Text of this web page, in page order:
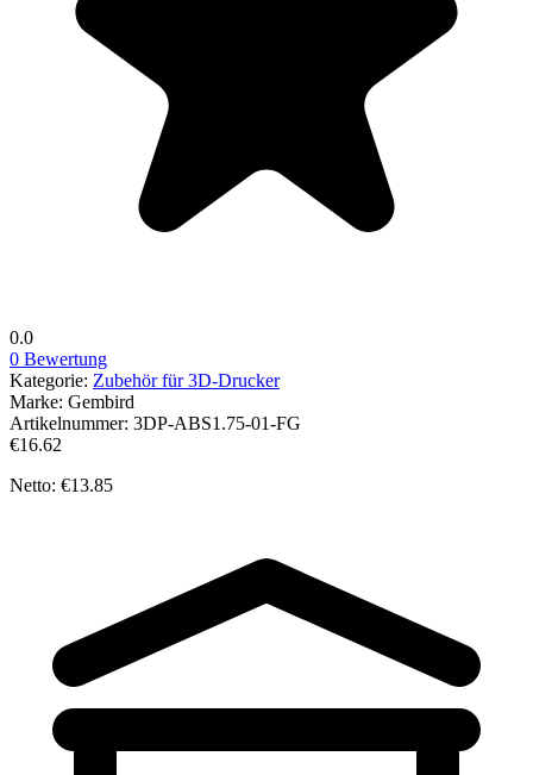
0.0
0 Bewertung
Kategorie: Zubehör für 3D-Drucker
Marke: Gembird
Artikelnummer: 3DP-ABS1.75-01-FG
€16.62
Netto: €13.85